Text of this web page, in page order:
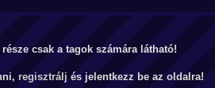
csak a tagok számára látható!
regisztrálj és jelentkezz be az oldalra!